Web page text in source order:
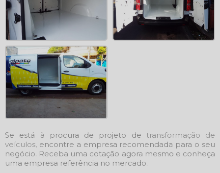
Se está à procura de projeto de transformação de
veículos, encontre a empresa recomendada para o seu
negócio. Receba uma cotação agora mesmo e conheça
uma empresa referência no mercado.